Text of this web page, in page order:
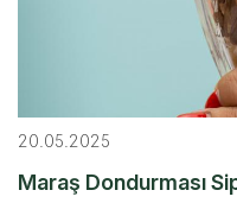
20.05.2025
Maraş Dondurması